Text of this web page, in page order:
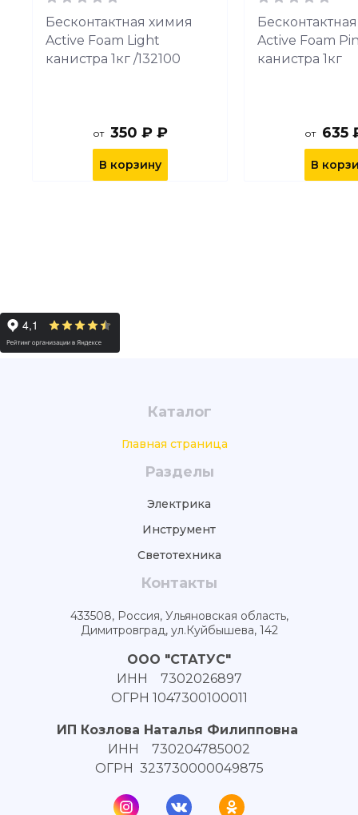
Бесконтактная химия
Active Foam Light
канистра 1кг /132100
от 350 ₽ ₽
В корзину
Active Foam
канистра 1кг
от 635
В
Каталог
Главная страница
Разделы
Электрика
Инструмент
Светотехника
Контакты
433508, Россия, Ульяновская область,
Димитровград, ул.Куйбышева, 142
ООО "СТАТУС"
ИНН 7302026897
ОГРН 1047300100011
ИП Козлова Наталья Филипповна
ИНН 730204785002
ОГРН 323730000049875